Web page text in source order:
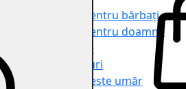
Genți pentru bărbați
Genți pentru doamne
Serviete
Rucsacuri
Genți peste umăr